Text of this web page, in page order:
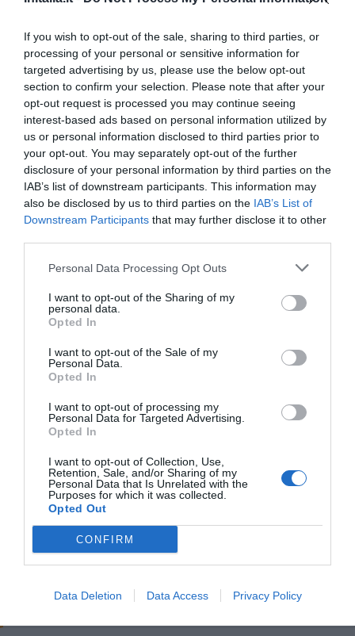
If you wish to opt-out of the sale, sharing to third parties, or
processing of your personal or sensitive information for
targeted advertising by us, please use the below opt-out
section to confirm your selection. Please note that after your
opt-out request is processed you may continue seeing
interest-based ads based on personal information utilized by
us or personal information disclosed to third parties prior to
your opt-out. You may separately opt-out of the further
disclosure of your personal information by third parties on the
IAB’s list of downstream participants. This information may
also be disclosed by us to third parties on the IAB’s List of
Downstream Participants that may further disclose it to other
Personal Data Processing Opt Outs
I want to opt-out of the Sharing of my
personal data.
Opted In
I want to opt-out of the Sale of my
Personal Data.
Opted In
I want to opt-out of processing my
Personal Data for Targeted Advertising.
Opted In
I want to opt-out of Collection, Use,
Retention, Sale, and/or Sharing of my
Personal Data that Is Unrelated with the
Purposes for which it was collected.
Opted Out
CONFIRM
Data Deletion Data Access Privacy Policy
dal centro
TARIFFE
Hotel Ascot & SPA
17.61 kmdal centro
0 Recensioni
TARIFFE
Hotel Moderno
17.57 km
TARIFFE
Hotel Paloma
9
Hotel Zurigo
17.47 km dal centro
0 Recensioni
Eccezionale 9.9/10